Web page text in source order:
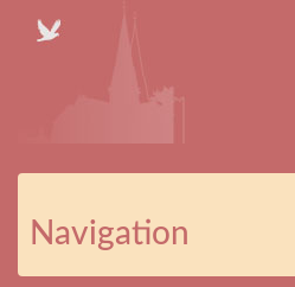
Navigation